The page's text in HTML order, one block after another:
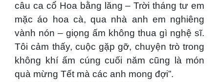
câu ca cổ Hoa bằng lăng – Trời tháng tư em
mặc áo hoa cà, qua nhà anh em nghiêng
vành nón – giọng ấm không thua gì nghệ sĩ.
Tôi cảm thấy, cuộc gặp gỡ, chuyện trò trong
không khí ấm cúng cuối năm cũng là món
quà mừng Tết mà các anh mong đợi”.